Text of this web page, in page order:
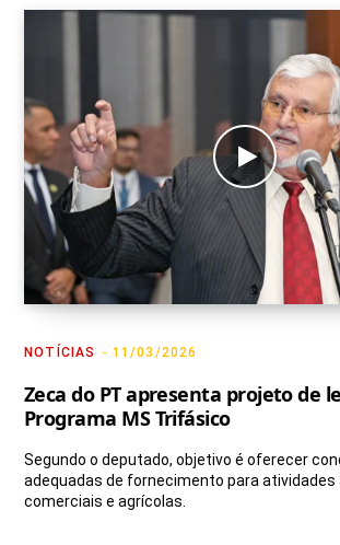
NOTÍCIAS 11/03/2026
Zeca do PT apresenta projeto de
Programa MS Trifásico
Segundo o deputado, objetivo é oferecer
adequadas de fornecimento para atividades
comerciais e agrícolas.